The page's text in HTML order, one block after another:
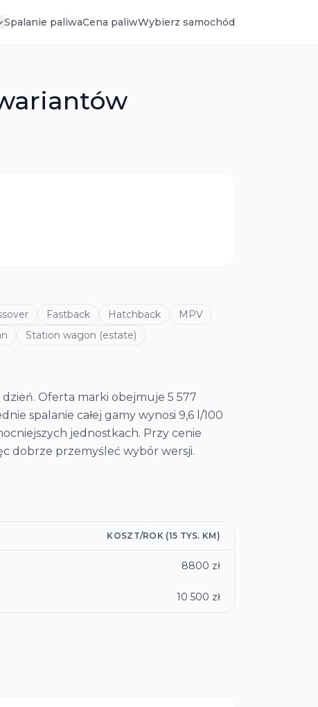
Spalanie paliwaCena paliwWybierz samochód
Fastback Hatchback
MPV
Station wagon (estate)
Oferta marki obejmuje 5 577
spalanie całej gamy wynosi 9,6 l/100
jednostkach. Przy cenie
dobrze przemyśleć wybór wersji.
KOSZT/ROK (15 TYS. KM)
8800 zł
10 500 zł